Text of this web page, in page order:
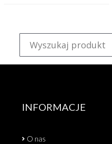
INFORMACJE
O nas